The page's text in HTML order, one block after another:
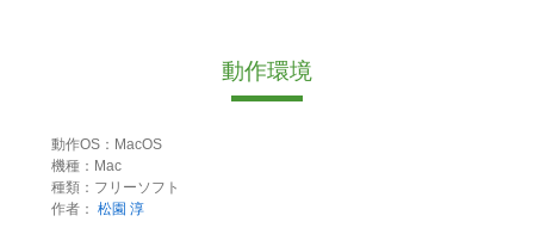
動作環境
動作OS：MacOS
機種：Mac
種類：フリーソフト
作者： 松園 淳